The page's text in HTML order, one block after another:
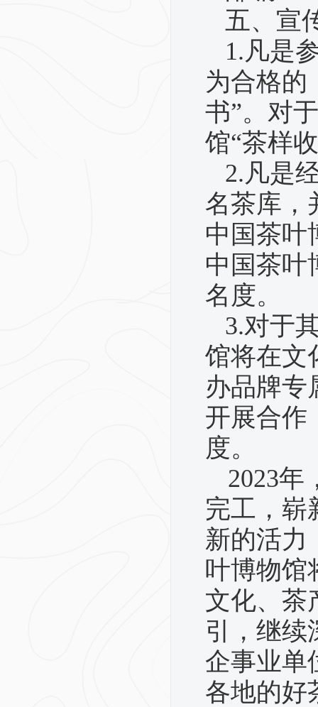
五、宣
1.凡是
为合格的
书”。对
馆“茶样
2.凡是
名茶库，
中国茶叶
中国茶叶
名度。
3.对于
馆将在文
办品牌专
开展合作
度。
2023年
完工，崭
新的活力
叶博物馆
文化、茶
引，继续
企事业单
各地的好